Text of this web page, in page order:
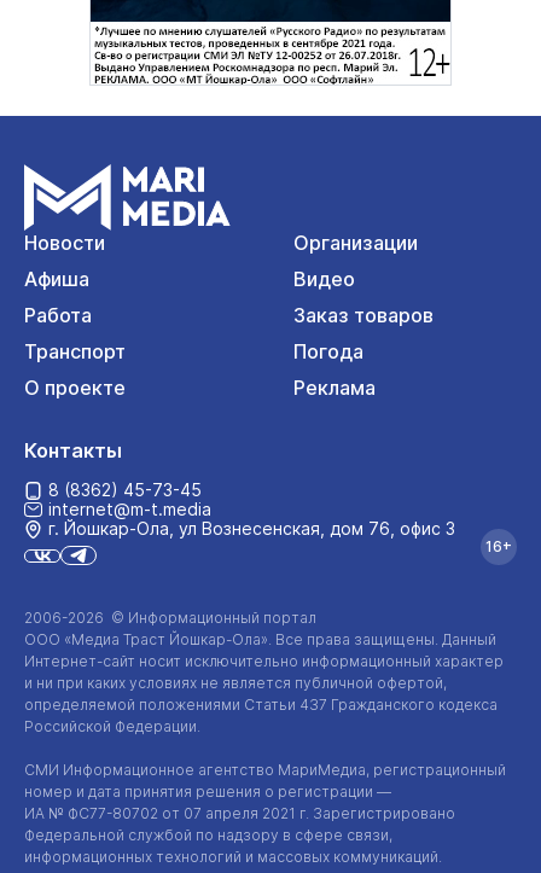
Новости
Организации
Афиша
Видео
Работа
Заказ товаров
Транспорт
Погода
О проекте
Реклама
2006-2026 © Информационный портал
ООО «Медиа Траст Йошкар-Ола». Все права защищены. Данный
Интернет-сайт носит исключительно информационный характер
и ни при каких условиях не является публичной офертой,
определяемой положениями Статьи 437 Гражданского кодекса
Российской Федерации.
СМИ Информационное агентство МариМедиа, регистрационный
номер и дата принятия решения о регистрации —
ИА № ФС77-80702 от 07 апреля 2021 г. Зарегистрировано
Федеральной службой по надзору в сфере связи,
информационных технологий и массовых коммуникаций.
Контакты
8 (8362) 45-73-45
internet@m-t.media
г. Йошкар‑Ола, ул Вознесенская, дом 76, офис 3
16+